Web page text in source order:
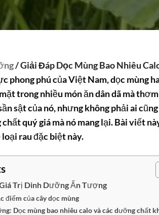
/ Giải Đáp Dọc Mùng Bao Nhiêu
phong phú của Việt Nam, dọc mùng
trong nhiều món ăn dân dã mà
sật của nó, nhưng không phải ai
quý giá mà nó mang lại. Bài viết
rau đặc biệt này.
Trị Dinh Dưỡng Ấn Tượng
điểm của cây dọc mùng
Dọc mùng bao nhiêu calo và các dưỡng chất